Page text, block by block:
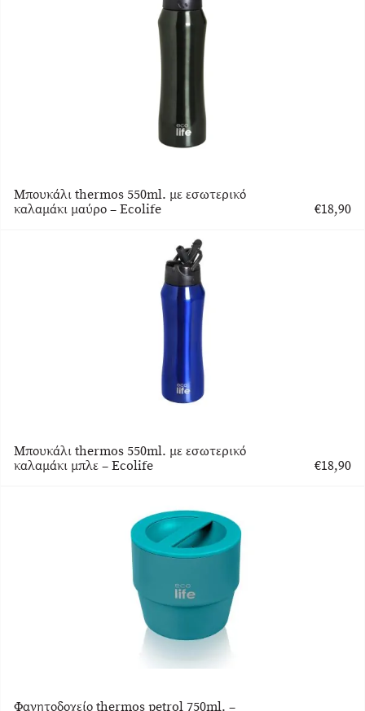
Μπουκάλι thermos 550ml. με εσωτερικό
καλαμάκι μαύρο – Ecolife
€18,90
Μπουκάλι thermos 550ml. με εσωτερικό
καλαμάκι μπλε – Ecolife
€18,90
Φαγητοδοχείο thermos petrol 750ml. –